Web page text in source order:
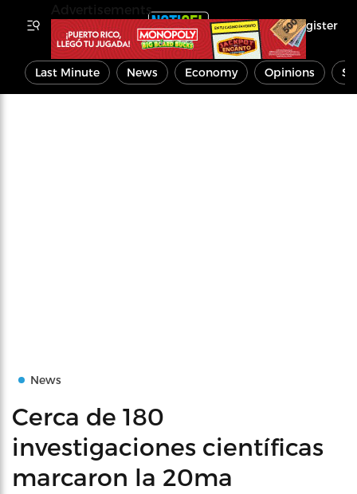
Register
Last Minute News Economy Opinions
News
Cerca de 180
investigaciones científicas
marcaron la 20ma
Advertisements